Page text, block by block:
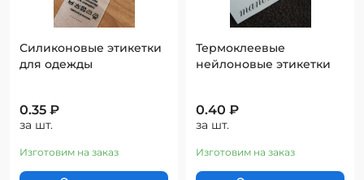
Силиконовые этикетки
для одежды
0.35 ₽
за шт.
Изготовим на заказ
Термоклеевые
нейлоновые этикетки
0.40 ₽
за шт.
Изготовим на заказ